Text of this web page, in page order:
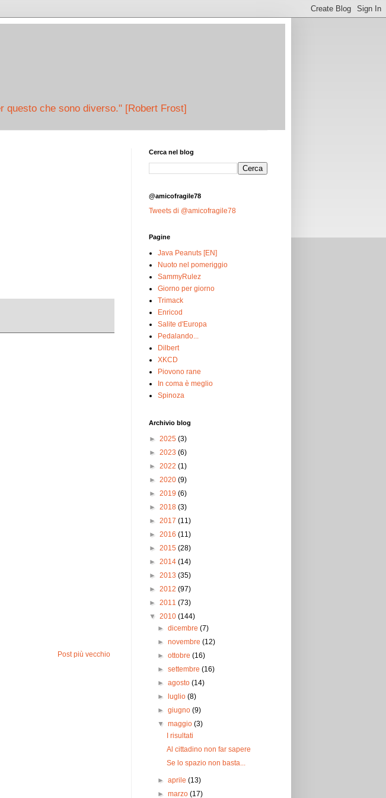
questo che sono diverso." [Robert Frost]
Post più vecchio
Cerca nel blog
@amicofragile78
Tweets di @amicofragile78
Pagine
Java Peanuts [EN]
Nuoto nel pomeriggio
SammyRulez
Giorno per giorno
Trimack
Enricod
Salite d'Europa
Pedalando...
Dilbert
XKCD
Piovono rane
In coma è meglio
Spinoza
Archivio blog
► 2025 (3)
► 2023 (6)
► 2022 (1)
► 2020 (9)
► 2019 (6)
► 2018 (3)
► 2017 (11)
► 2016 (11)
► 2015 (28)
► 2014 (14)
► 2013 (35)
► 2012 (97)
► 2011 (73)
▼ 2010 (144)
►dicembre(7)
►novembre(12)
►ottobre(16)
►settembre(16)
►agosto(14)
►
luglio(8)
►giugno(9)
▼maggio(3)
I risultati
Al cittadino non far sapere
Se lo spazio non basta...
►aprile(13)
►marzo(17)